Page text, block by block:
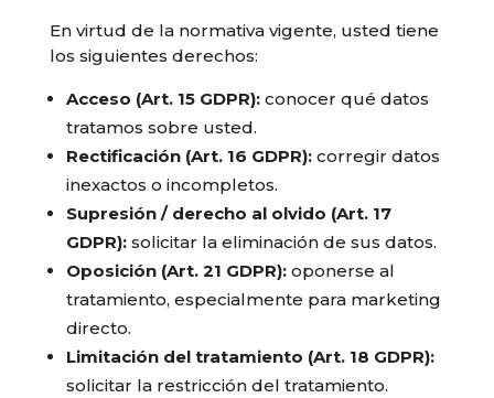
En virtud de la normativa vigente, usted tiene
los siguientes derechos:
Acceso (Art. 15 GDPR):conocer qué datos
tratamos sobre usted.
Rectificación (Art. 16 GDPR):corregir datos
inexactos o incompletos.
Supresión / derecho al olvido (Art. 17
GDPR):solicitar la eliminación de sus datos.
Oposición (Art. 21 GDPR):oponerse al
tratamiento, especialmente para marketing
directo.
Limitación del tratamiento (Art. 18 GDPR):
solicitar la restricción del tratamiento.